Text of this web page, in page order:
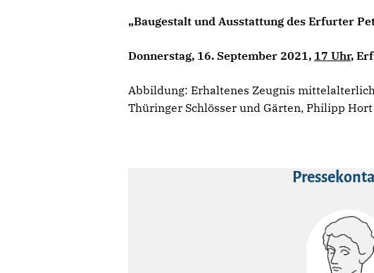
„Baugestalt und Ausstattung des Erfurter
Donnerstag, 16. September 2021, 17 Uhr,
Abbildung: Erhaltenes Zeugnis
Thüringer Schlösser und Gärten, Philipp Hort